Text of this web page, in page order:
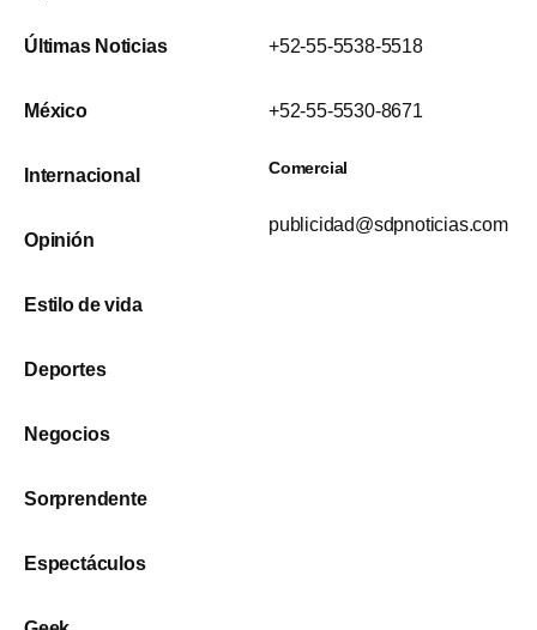
Últimas Noticias
México
Internacional
Opinión
Estilo de vida
Deportes
Negocios
Sorprendente
Espectáculos
+52-55-5538-5518
+52-55-5530-8671
Comercial
publicidad@sdpnoticias.com